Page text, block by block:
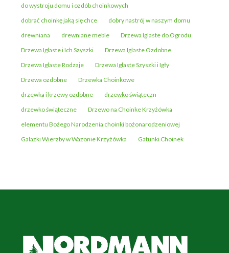
do wystroju domu i ozdób choinkowych
dobrać choinkę jaką się chce
dobry nastrój w naszym domu
drewniana
drewniane meble
Drzewa Iglaste do Ogrodu
Drzewa Iglaste i Ich Szyszki
Drzewa Iglaste Ozdobne
Drzewa Iglaste Rodzaje
Drzewa Iglaste Szyszki i Igły
Drzewa ozdobne
Drzewka Choinkowe
drzewka i krzewy ozdobne
drzewko świąteczn
drzewko świąteczne
Drzewo na Choinke Krzyżówka
elementu Bożego Narodzenia choinki bożonarodzeniowej
Galazki Wierzby w Wazonie Krzyżówka
Gatunki Choinek